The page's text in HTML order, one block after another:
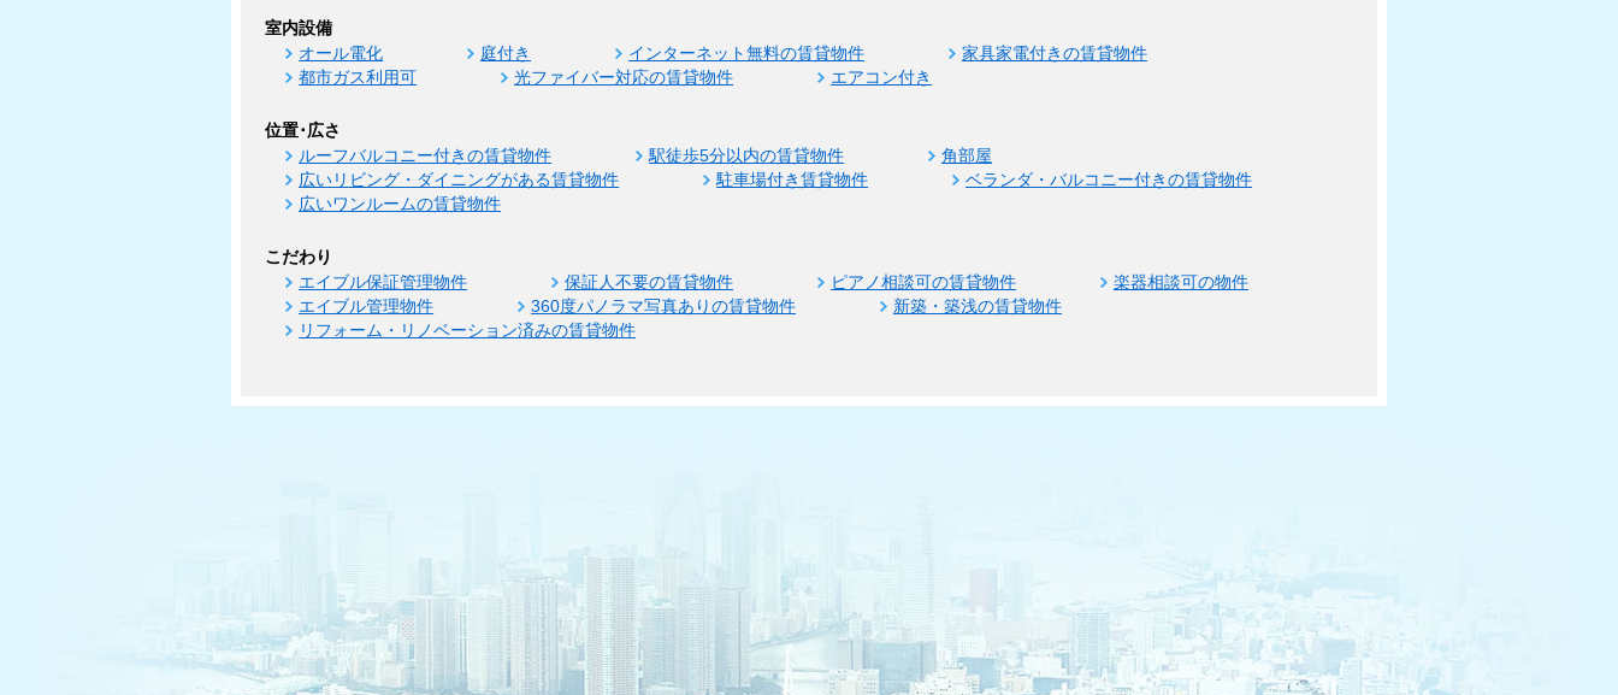
室内設備
オール電化 庭付き インターネット無料の賃貸物件
家具家電付きの賃貸物件
都市ガス利用可
光ファイバー対応の賃貸物件 エアコン付き
位置･広さ
ルーフバルコニー付きの賃貸物件 駅徒歩5分以内の賃貸物件
角部屋
広いリビング・ダイニングがある賃貸物件
駐車場付き賃貸物件
ベランダ・バルコニー付きの賃貸物件
広いワンルームの賃貸物件
こだわり
エイブル保証管理物件 保証人不要の賃貸物件 ピアノ相談可の賃貸物件
楽器相談可の物件
エイブル管理物件
360度パノラマ写真ありの賃貸物件
新築・築浅の賃貸物件
リフォーム・リノベーション済みの賃貸物件